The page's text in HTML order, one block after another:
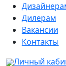
Дилерам
Вакансии
Контакты
Личный